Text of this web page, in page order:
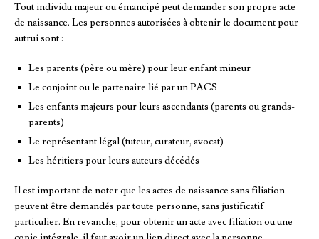
Tout individu majeur ou émancipé peut demander son propre acte
de naissance. Les personnes autorisées à obtenir le document pour
autrui sont :
Les parents (père ou mère) pour leur enfant mineur
Le conjoint ou le partenaire lié par un PACS
Les enfants majeurs pour leurs ascendants (parents ou grands-
parents)
Le représentant légal (tuteur, curateur, avocat)
Les héritiers pour leurs auteurs décédés
Il est important de noter que les actes de naissance sans filiation
peuvent être demandés par toute personne, sans justificatif
particulier. En revanche, pour obtenir un acte avec filiation ou une